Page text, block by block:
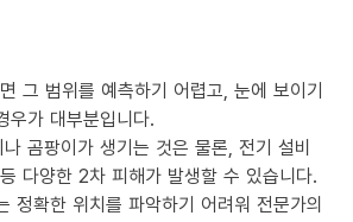
그 범위를 예측하기 어렵고, 눈에 보이기
우가 대부분입니다.
곰팡이가 생기는 것은 물론, 전기 설비
다양한 2차 피해가 발생할 수 있습니다.
정확한 위치를 파악하기 어려워 전문가의